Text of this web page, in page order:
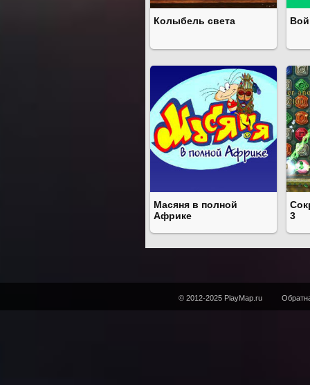
Колыбель света
Масяня в полной
Африке
3
© 2012-2025 PlayMap.ru